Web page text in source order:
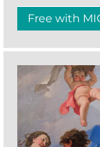
Free with